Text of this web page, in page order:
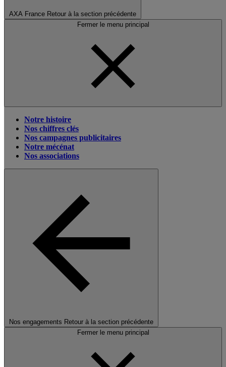
AXA France Retour à la section précédente
Fermer le menu principal
Notre histoire
Nos chiffres clés
Nos campagnes publicitaires
Notre mécénat
Nos associations
Nos engagements Retour à la section précédente
Fermer le menu principal